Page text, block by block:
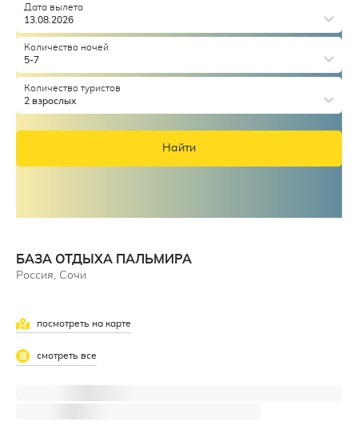
Дата вылета
13.08.2026
Количество ночей
5-7
Количество туристов
2 взрослых
Найти
БАЗА ОТДЫХА ПАЛЬМИРА
Россия, Сочи
посмотреть на карте
смотреть все